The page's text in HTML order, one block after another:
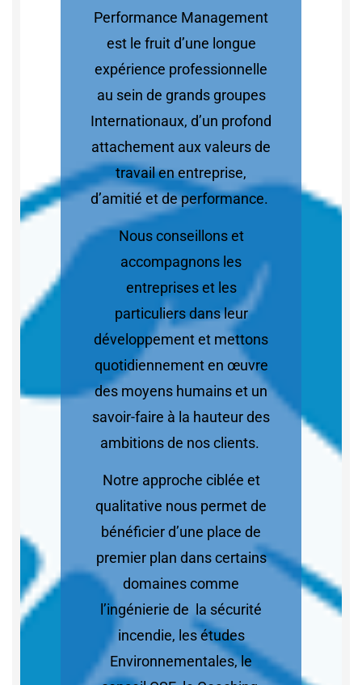
Performance Management
est le fruit d’une longue
expérience professionnelle
au sein de grands groupes
Internationaux, d’un profond
attachement aux valeurs de
travail en entreprise,
d’amitié et de performance.
Nous conseillons et
accompagnons les
entreprises et les
particuliers dans leur
développement et mettons
quotidiennement en œuvre
des moyens humains et un
savoir-faire à la hauteur des
ambitions de nos clients.
Notre approche ciblée et
qualitative nous permet de
bénéficier d’une place de
premier plan dans certains
domaines comme
l’ingénierie de la sécurité
incendie, les études
Environnementales, le